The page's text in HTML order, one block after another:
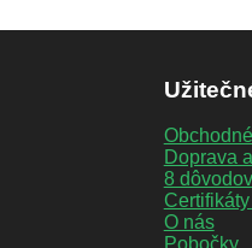
Doprava
8
O nás